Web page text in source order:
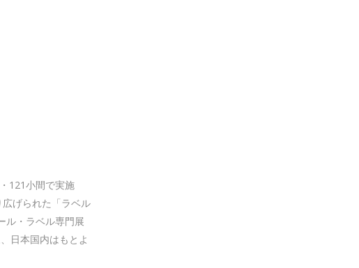
121小間で実施
げられた「ラベル
ル・ラベル専門展
日本国内はもとよ